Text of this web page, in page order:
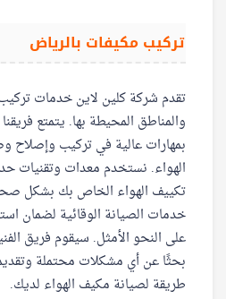
تركيب مكيفات بالرياض
تقدم شركة كلين لاين خدمات
والمناطق المحيطة بها. يتمتع
بمهارات عالية في تركيب وإصلاح
الهواء. نستخدم معدات وتقنيات
تكييف الهواء الخاص بك بشكل
خدمات الصيانة الوقائية لضمان
على النحو الأمثل. سيقوم فريق
بحثًا عن أي مشكلات محتملة
طريقة لصيانة مكيف الهواء لديك.